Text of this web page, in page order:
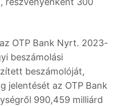
OTP Bank Nyrt. 2023-
beszámolási
beszámolóját,
jelentését az OTP Bank
990,459 milliárd